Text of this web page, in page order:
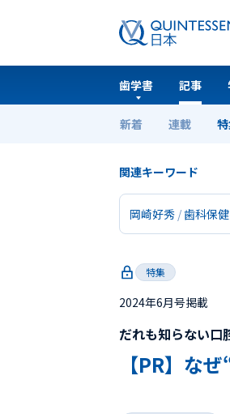
歯学書 記事
新着 連載
ホーム 特集 【
関連キーワード
岡崎好秀 歯科保
特集
2024年6月号掲載
だれも知らない口
【PR】な